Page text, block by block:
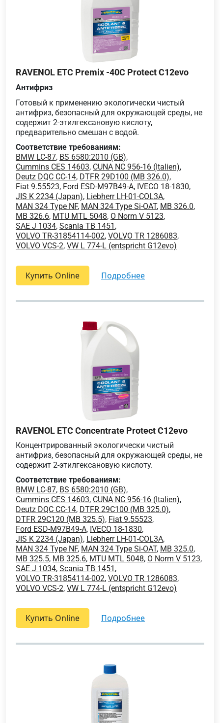
RAVENOL ETC Premix -40C Protect C12evo
Антифриз
Готовый к применению экологически чистый
антифриз, безопасный для окружающей среды, не
содержит 2-этилгексановую кислоту,
предварительно смешан с водой.
Соответствие требованиям:
BMW LC-87, BS 6580:2010 (GB),
Cummins CES 14603, CUNA NC 956-16 (Italien),
Deutz DQC CC-14, DTFR 29D100 (MB 326.0),
Fiat 9.55523, Ford ESD-M97B49-A, IVECO 18-1830,
JIS K 2234 (Japan), Liebherr LH-01-COL3A,
MAN 324 Type NF, MAN 324 Type Si-OAT, MB 326.0,
MB 326.6, MTU MTL 5048, O Norm V 5123,
SAE J 1034, Scania TB 1451 ,
VOLVO TR-31854114-002, VOLVO TR 1286083,
VOLVO VCS-2, VW L 774-L (entspricht G12evo)
Купить Online подробнее
RAVENOL ETC Concentrate Protect C12evo
Концентрированный экологически чистый
антифриз, безопасный для окружающей среды, не
содержит 2-этилгексановую кислоту.
Соответствие требованиям:
BMW LC-87, BS 6580:2010 (GB),
Cummins CES 14603, CUNA NC 956-16 (Italien),
Deutz DQC CC-14, DTFR 29C100 (MB 325.0),
DTFR 29C120 (MB 325.5), Fiat 9.55523,
Ford ESD-M97B49-A, IVECO 18-1830,
JIS K 2234 (Japan), Liebherr LH-01-COL3A,
MAN 324 Type NF, MAN 324 Type Si-OAT, MB 325.0,
MB 325.5, MB 325.6, MTU MTL 5048, O Norm V 5123,
SAE J 1034, Scania TB 1451 ,
VOLVO TR-31854114-002, VOLVO TR 1286083,
VOLVO VCS-2, VW L 774-L (entspricht G12evo)
Купить Online подробнее